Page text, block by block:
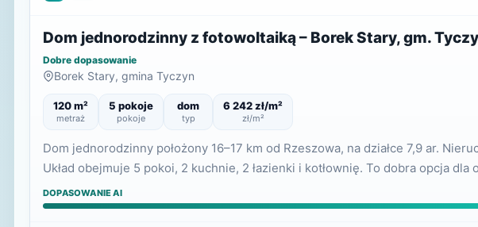
Dom jednorodzinny z fotowoltaiką – Borek Stary, gm.
Dobre dopasowanie
Borek Stary, gmina Tyczyn
120 m²
metraż
5 pokoje
pokoje
dom
typ
6 242 zł/m²
zł/m²
Dom jednorodzinny położony 16–17 km od Rzeszowa, na działce 7,9 ar.
Układ obejmuje 5 pokoi, 2 kuchnie, 2 łazienki i kotłownię. To dobra opcja dla
DOPASOWANIE AI